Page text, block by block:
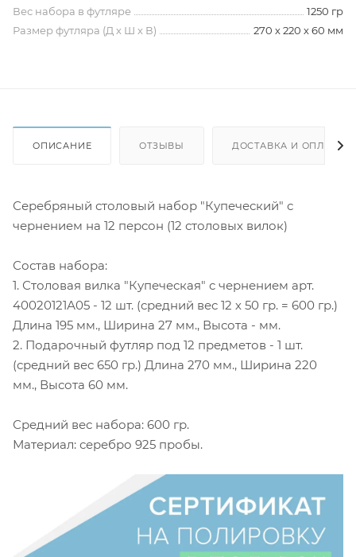
Вес набора в футляре
1250 гр
Размер футляра (Д х Ш х В)
270 х 220 х 60 мм
ОПИСАНИЕ ОТЗЫВЫ ДОСТАВКА И ОПЛАТА
Серебряный столовый набор "Купеческий" с
чернением на 12 персон (12 столовых вилок)
Состав набора:
1. Столовая вилка "Купеческая" с чернением арт.
40020121А05 - 12 шт. (средний вес 12 х 50 гр. = 600 гр.)
Длина 195 мм., Ширина 27 мм., Высота - мм.
2. Подарочный футляр под 12 предметов - 1 шт.
(средний вес 650 гр.) Длина 270 мм., Ширина 220
мм., Высота 60 мм.
Средний вес набора: 600 гр.
Материал: серебро 925 пробы.